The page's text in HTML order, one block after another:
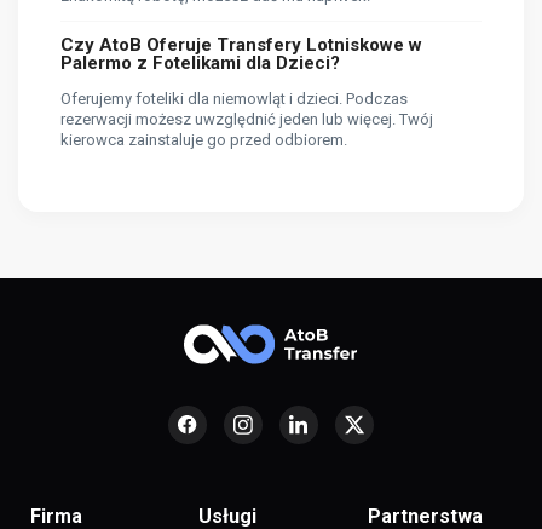
Czy AtoB Oferuje Transfery Lotniskowe w
Palermo z Fotelikami dla Dzieci?
Oferujemy foteliki dla niemowląt i dzieci. Podczas
rezerwacji możesz uwzględnić jeden lub więcej. Twój
kierowca zainstaluje go przed odbiorem.
Firma Usługi Partnerstwa